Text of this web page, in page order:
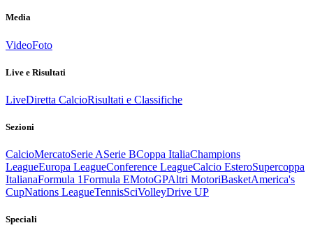
Media
VideoFoto
Live e Risultati
LiveDiretta CalcioRisultati e Classifiche
Sezioni
CalcioMercatoSerie ASerie BCoppa ItaliaChampions
LeagueEuropa LeagueConference LeagueCalcio EsteroSupercoppa
ItalianaFormula 1Formula EMotoGPAltri MotoriBasketAmerica's
CupNations LeagueTennisSciVolleyDrive UP
Speciali